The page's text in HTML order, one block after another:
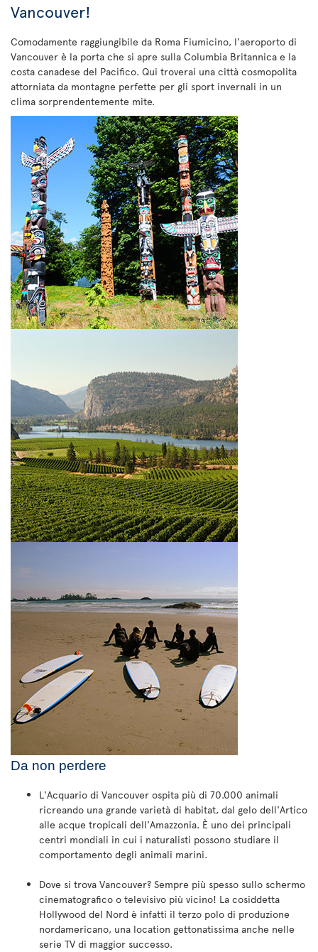
Vancouver!
Comodamente raggiungibile da Roma Fiumicino, l'aeroporto di
Vancouver è la porta che si apre sulla Columbia Britannica e la
costa canadese del Pacifico. Qui troverai una città cosmopolita
attorniata da montagne perfette per gli sport invernali in un
clima sorprendentemente mite.
Da non perdere
L'Acquario di Vancouver ospita più di 70.000 animali
ricreando una grande varietà di habitat, dal gelo dell'Artico
alle acque tropicali dell'Amazzonia. È uno dei principali
centri mondiali in cui i naturalisti possono studiare il
comportamento degli animali marini.
Dove si trova Vancouver? Sempre più spesso sullo schermo
cinematografico o televisivo più vicino! La cosiddetta
Hollywood del Nord è infatti il terzo polo di produzione
nordamericano, una location gettonatissima anche nelle
serie TV di maggior successo.